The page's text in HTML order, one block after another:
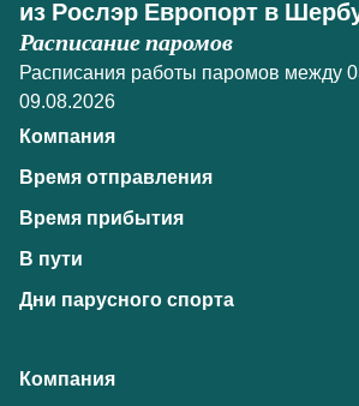
из Рослэр Европорт в
Расписание паромов
Расписания работы паромов между
09.08.2026